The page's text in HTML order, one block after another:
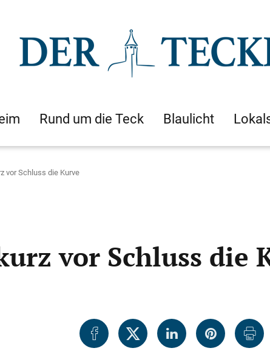
Rund um die Teck Blaulicht
vor Schluss die Kurve
vor Schluss die